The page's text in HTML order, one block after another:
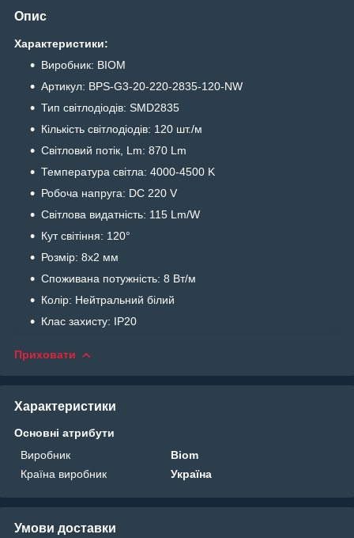
Опис
Характеристики:
Виробник: BIOM
Артикул: BPS-G3-20-220-2835-120-NW
Тип світлодіодів: SMD2835
Кількість світлодіодів: 120 шт./м
Світловий потік, Lm: 870 Lm
Температура світла: 4000-4500 K
Робоча напруга: DC 220 V
Світлова видатність: 115 Lm/W
Кут світіння: 120°
Розмір: 8х2 мм
Споживана потужність: 8 Вт/м
Колір: Нейтральний білий
Клас захисту: IP20
Приховати
Характеристики
Основні атрибути
Виробник
Biom
Країна виробник
Україна
Умови доставки